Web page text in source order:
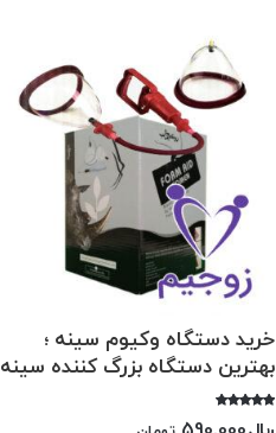
خرید دستگاه وکیوم سینه ؛
بهترین دستگاه بزرگ كننده سينه